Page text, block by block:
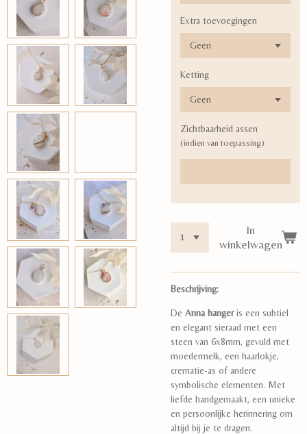
Extra toevoegingen
Ketting
Zichtbaarheid assen
(indien van toepassing)
In
winkelwagen
Beschrijving:
De Anna hangeris een subtiel
en elegant sieraad met een
steen van 6x8mm, gevuld met
moedermelk, een haarlokje,
crematie-as of andere
symbolische elementen. Met
liefde handgemaakt, een unieke
en persoonlijke herinnering om
altijd bij je te dragen.